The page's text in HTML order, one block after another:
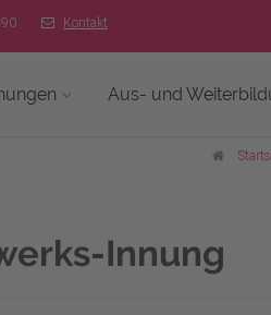
Kontakt
Aus- und
Innung